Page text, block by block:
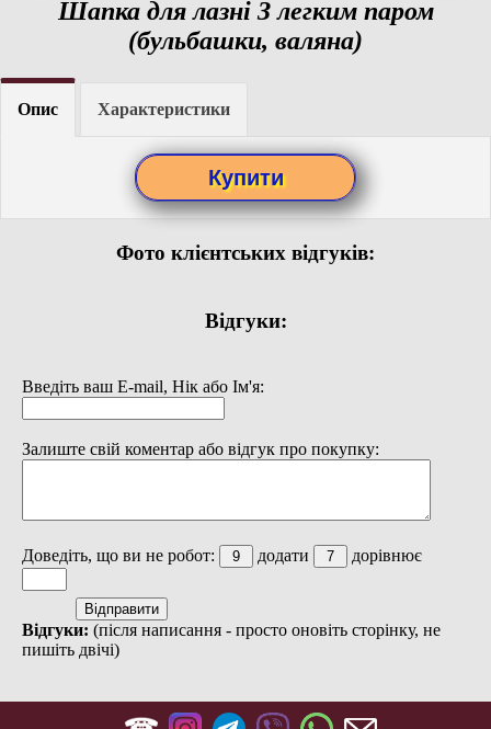
Шапка для лазні З легким паром
(бульбашки, валяна)
Опис Характеристики
Фото клієнтських відгуків:
Відгуки:
Введіть ваш E-mail, Нік або Ім'я:
Залиште свій коментар або відгук про покупку:
Доведіть, що ви не робот: додати дорівнює
Відгуки: (після написання - просто оновіть сторінку, не
пишіть двічі)